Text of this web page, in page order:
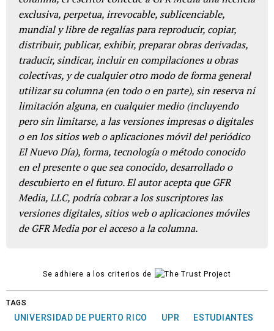
exclusiva, perpetua, irrevocable, sublicenciable,
mundial y libre de regalías para reproducir, copiar,
distribuir, publicar, exhibir, preparar obras derivadas,
traducir, sindicar, incluir en compilaciones u obras
colectivas, y de cualquier otro modo de forma general
utilizar su columna (en todo o en parte), sin reserva ni
limitación alguna, en cualquier medio (incluyendo
pero sin limitarse, a las versiones impresas o digitales
o en los sitios web o aplicaciones móvil del periódico
El Nuevo Día), forma, tecnología o método conocido
en el presente o que sea conocido, desarrollado o
descubierto en el futuro. El autor acepta que GFR
Media, LLC, podría cobrar a los suscriptores las
versiones digitales, sitios web o aplicaciones móviles
de GFR Media por el acceso a la columna.
Se adhiere a los criterios de
TAGS
UNIVERSIDAD DE PUERTO RICO UPR ESTUDIANTES